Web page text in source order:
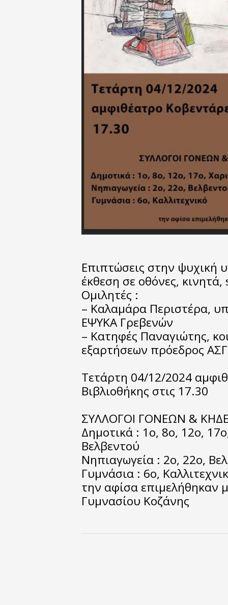
Επιπτώσεις στην ψυχική
έκθεση σε οθόνες,
Ομιλητές :
– Καλαμάρα Περιστέρα,
ΕΨΥΚΑ Γρεβενών
– Κατηφές Παναγιώτης,
εξαρτήσεων πρόεδρος
Τετάρτη 04/12/2024
Βιβλιοθήκης στις 17.30
ΣΥΛΛΟΓΟΙ ΓΟΝΕΩΝ &
Δημοτικά : 1ο, 8ο, 12ο,
Βελβεντού
Νηπιαγωγεία : 2ο, 22ο,
Γυμνάσια : 6ο,
την αφίσα επιμελήθηκαν
Γυμνασίου Κοζάνης